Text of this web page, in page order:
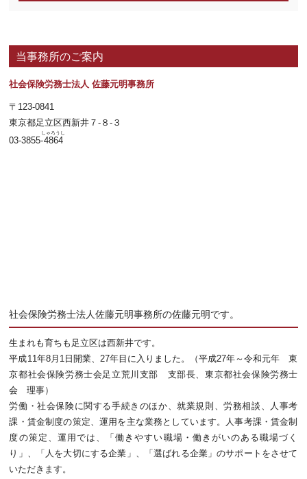
当事務所のご案内
社会保険労務士法人 佐藤元明事務所
〒123-0841
東京都足立区西新井７-８-３
03-3855-4864
しゃろうし
社会保険労務士法人佐藤元明事務所の佐藤元明です。
生まれも育ちも足立区は西新井です。
平成11年8月1日開業、27年目に入りました。（平成27年～令和元年 東
京都社会保険労務士会足立荒川支部 支部長、東京都社会保険労務士
会 理事）
労働・社会保険に関する手続きのほか、就業規則、労務相談、人事考
課・賃金制度の策定、運用を主な業務としています。人事考課・賃金制
度の策定、運用では、「働きやすい職場・働きがいのある職場づく
り」、「人を大切にする企業」、「選ばれる企業」のサポートをさせて
いただきます。